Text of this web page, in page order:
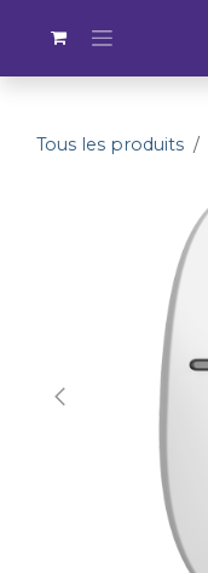
Tous les produits